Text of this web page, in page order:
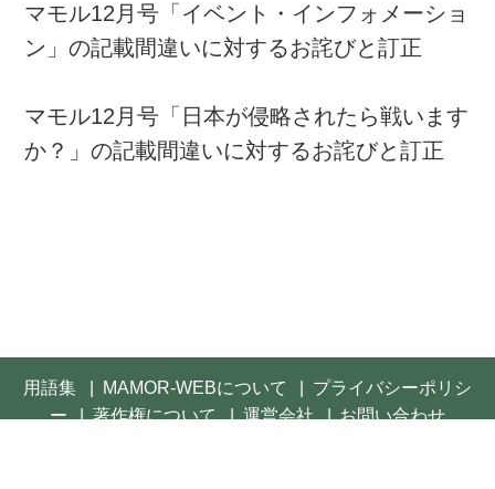
マモル12月号「イベント・インフォメーショ
ン」の記載間違いに対するお詫びと訂正
マモル12月号「日本が侵略されたら戦います
か？」の記載間違いに対するお詫びと訂正
用語集 MAMOR-WEBについて
プライバシーポリシ
ー
著作権について 運営会社
お問い合わせ